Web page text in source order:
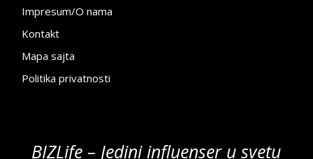
Impresum/O nama
Kontakt
Mapa sajta
Politika privatnosti
BIZLife – Jedini influenser u svetu